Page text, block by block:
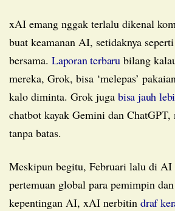
xAI emang nggak terlalu dikenal komitmennya yang kuat
buat keamanan AI, setidaknya
bersama. Laporan terbaru bilang
mereka, Grok, bisa ‘melepas’
kalo diminta. Grok juga bisa jauh
chatbot kayak Gemini dan
tanpa batas.
Meskipun begitu, Februari lalu di AI Seoul Summit,
pertemuan global para pemimpin
kepentingan AI, xAI nerbitin draf